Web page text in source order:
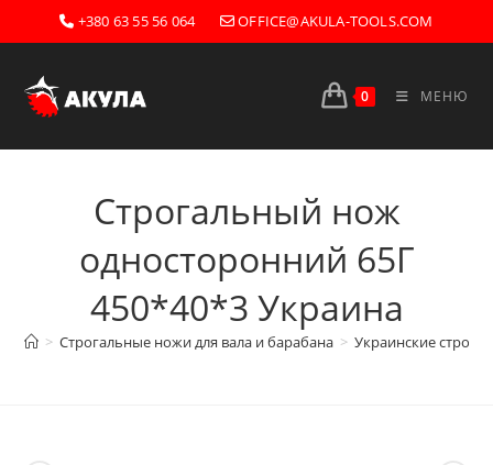
Перейти
к
+380 63 55 56 064 OFFICE@AKULA-TOOLS.COM
0 МЕНЮ
Строгальный нож
односторонний 65Г
450*40*3 Украина
> Строгальные ножи для вала и барабана > Украинские